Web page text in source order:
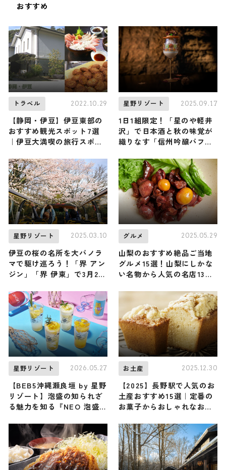
おすすめ
トラベル 2022.10.29
【静岡・伊豆】伊豆東部の
おすすめ観光スポット7選
｜伊豆大満喫の旅行スポッ
星野リゾート 2025.09.17
1日1組限定！「星のや軽井
沢」で日本酒と秋の味覚が
織りなす「信州吟醸パフ
楽しむ
星野リゾート 2025.03.10
伊豆の桜の名所を大パノラ
マで駆け巡ろう！「界 アン
ジン」「界 伊東」で3月23
バスツアー」開催
グルメ 2025.05.29
山梨のおすすめ絶品ご当地
グルメ15選！山梨にしかな
い名物から人気の名店13選
星野リゾート 2026.05.27
【BEB5沖縄瀬良垣 by 星野
リゾート】泡盛の知られざ
る魅力を知る『NEO 泡盛
開催！ 泡盛をアレンジした
カクテルやサワーで夏の夜
を涼やかに楽しもう ♪
お土産 2025.12.30
【2025】長野駅で人気のお
土産おすすめ15選｜定番の
お菓子からおしゃれなお土
紹介